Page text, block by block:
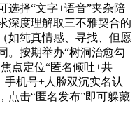
选择“文字+语音”夹杂陪
深度理解取三不雅契合的
如纯真情感、寻找、但愿
。按期举办“树洞治愈勾
点定位“匿名倾吐+共
机号+人脸双沉实名认
点击“匿名发布”即可躲藏